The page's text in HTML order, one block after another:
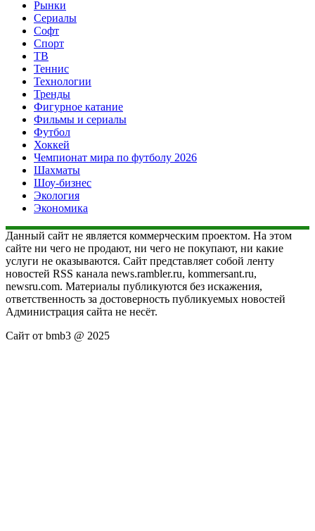
Рынки
Сериалы
Софт
Спорт
ТВ
Теннис
Технологии
Тренды
Фигурное катание
Фильмы и сериалы
Футбол
Хоккей
Чемпионат мира по футболу 2026
Шахматы
Шоу-бизнес
Экология
Экономика
Данный сайт не является коммерческим проектом. На этом
сайте ни чего не продают, ни чего не покупают, ни какие
услуги не оказываются. Сайт представляет собой ленту
новостей RSS канала news.rambler.ru, kommersant.ru,
newsru.com. Материалы публикуются без искажения,
ответственность за достоверность публикуемых новостей
Администрация сайта не несёт.
Сайт от bmb3 @ 2025